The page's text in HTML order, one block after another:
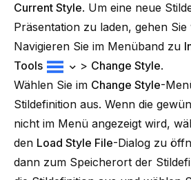
Current Style. Um eine neue
Präsentation zu laden, gehen
Navigieren Sie im Menüband zu
Tools
> Change Style.
Wählen Sie im Change Style-
Stildefinition aus. Wenn die
nicht im Menü angezeigt wird,
den Load Style File-Dialog zu
dann zum Speicherort der